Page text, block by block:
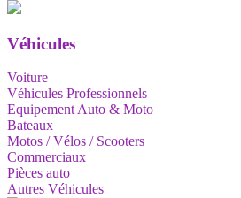
Véhicules
Voiture
Véhicules Professionnels
Equipement Auto & Moto
Bateaux
Motos / Vélos / Scooters
Commerciaux
Pièces auto
Autres Véhicules